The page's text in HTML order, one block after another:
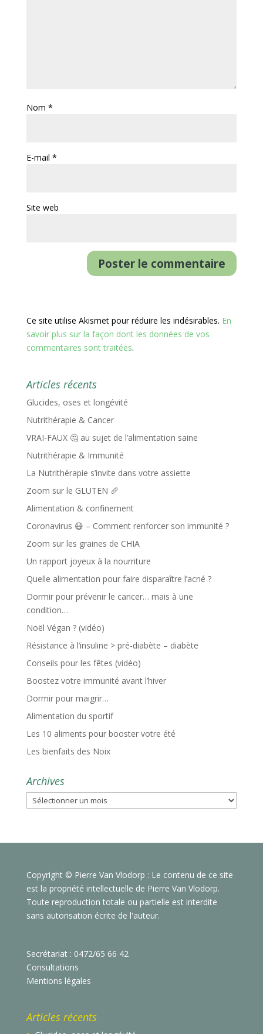
Nom *
E-mail *
Site web
Ce site utilise Akismet pour réduire les indésirables. En
savoir plus sur la façon dont les données de vos
commentaires sont traitées.
Articles récents
Glucides, oses et longévité
Nutrithérapie & Cancer
VRAI-FAUX 🤔 au sujet de l’alimentation saine
Nutrithérapie & Immunité
La Nutrithérapie s’invite dans votre assiette
Zoom sur le GLUTEN 🥖
Alimentation & confinement
Coronavirus 😷 – Comment renforcer son immunité ?
Zoom sur les graines de CHIA
Un rapport joyeux à la nourriture
Quelle alimentation pour faire disparaître l’acné ?
Dormir pour prévenir le cancer… mais à une
condition…
Noël Végan ? (vidéo)
Résistance à l’insuline > pré-diabète – diabète
Conseils pour les fêtes (vidéo)
Boostez votre immunité avant l’hiver
Dormir pour maigrir…
Alimentation du sportif
Les 10 aliments pour booster votre été
Les bienfaits des Noix
Archives
Archives
Copyright © Pierre Van Vlodorp : Le contenu de ce site
est la propriété intellectuelle de Pierre Van Vlodorp.
Toute reproduction totale ou partielle est interdite
sans autorisation écrite de l'auteur.
Secrétariat : 0472/65 66 42
Consultations
Mentions légales
Articles récents